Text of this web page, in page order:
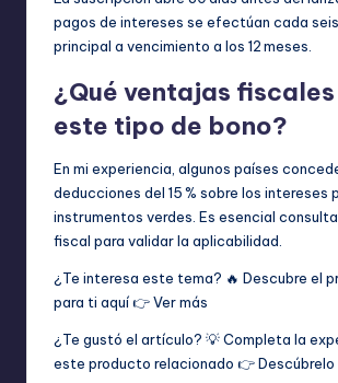
pagos de intereses se efectúan cada
principal a vencimiento a los 12 meses.
¿Qué ventajas
este tipo de bono?
En mi experiencia, algunos países
deducciones del 15 % sobre los intereses
instrumentos verdes. Es esencial
fiscal para validar la aplicabilidad.
¿Te interesa este tema? 🔥 Descubre el
para ti aquí 👉Ver más
¿Te gustó el artículo? 💡 Completa la
este producto relacionado 👉Descúbrelo